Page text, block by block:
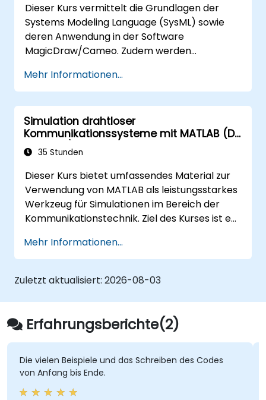
Dieser Kurs vermittelt die Grundlagen der
Systems Modeling Language (SysML) sowie
deren Anwendung in der Software
MagicDraw/Cameo. Zudem werden
Simulierens gelehrt, ebenso wie bewährte
Vorgehensweisen im Rahmen von
Modellbasiertem Systems Engineering.
Absolventen erhalten außerdem Einblicke in
Architektur-Simulationen, eine Einführung in
das Plugin Simulation Toolkit, die Simulation
Vernetzung zur Automatisierung des
Architekturentwurfs.
Mehr Informationen...
Simulation drahtloser
Kommunikationssysteme mit MATLAB (Dr.
Shehata)
35 Stunden
Dieser Kurs bietet umfassendes Material zur
Verwendung von MATLAB als leistungsstarkes
Werkzeug für Simulationen im Bereich der
Kommunikationstechnik. Ziel des Kurses ist es,
Programmiersprache vorzustellen, sondern
insbesondere dessen hohe Fähigkeiten als
Simulationsumgebung hervorzuheben. Die
dargestellten Aufgaben basieren meist nicht
auf bloßer Ausführung von MATLAB-Befehlen,
sondern stellen reale Problemstellungen dar.
Mehr Informationen...
Zuletzt aktualisiert: 2026-08-03
Erfahrungsberichte(2)
Die vielen Beispiele und das Schreiben des Codes
von Anfang bis Ende.